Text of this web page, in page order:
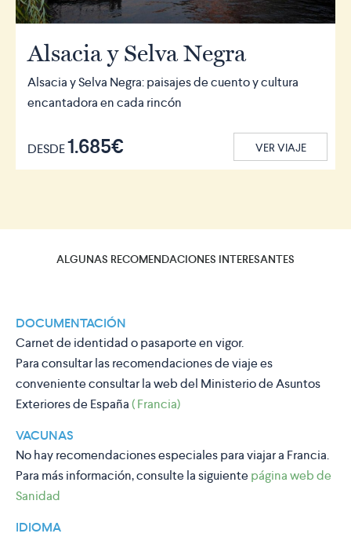
Alsacia y Selva Negra
Alsacia y Selva Negra: paisajes de cuento y cultura
encantadora en cada rincón
DESDE1.685€ VER VIAJE
ALGUNAS RECOMENDACIONES INTERESANTES
DOCUMENTACIÓN
Carnet de identidad o pasaporte en vigor.
Para consultar las recomendaciones de viaje es
conveniente consultar la web del Ministerio de Asuntos
Exteriores de España( Francia)
VACUNAS
No hay recomendaciones especiales para viajar a Francia.
Para más información, consulte la siguiente página web de
Sanidad
IDIOMA